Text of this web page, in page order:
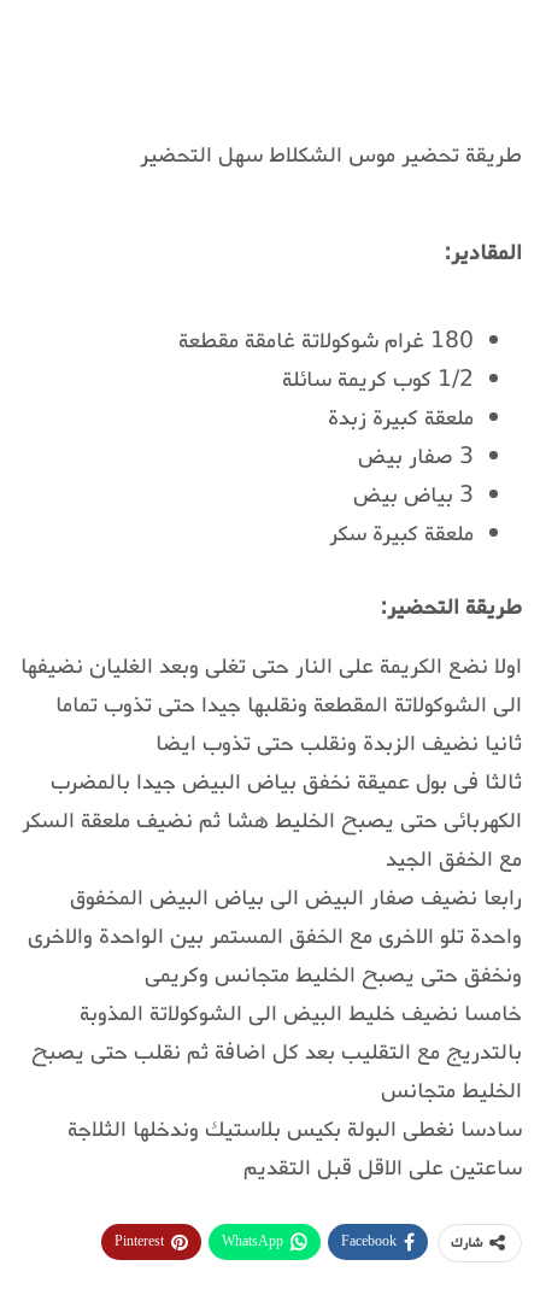
طريقة تحضير موس الشكلاط سهل التحضير
المقادير:
180 غرام شوكولاتة غامقة مقطعة
1/2 كوب كريمة سائلة
ملعقة كبيرة زبدة
3 صفار بيض
3 بياض بيض
ملعقة كبيرة سكر
طريقة التحضير:
اولا نضع الكريمة على النار حتى تغلى وبعد الغليان نضيفها
الى الشوكولاتة المقطعة ونقلبها جيدا حتى تذوب تماما
ثانيا نضيف الزبدة ونقلب حتى تذوب ايضا
ثالثا فى بول عميقة نخفق بياض البيض جيدا بالمضرب
الكهربائى حتى يصبح الخليط هشا ثم نضيف ملعقة السكر
مع الخفق الجيد
رابعا نضيف صفار البيض الى بياض البيض المخفوق
واحدة تلو الاخرى مع الخفق المستمر بين الواحدة والاخرى
ونخفق حتى يصبح الخليط متجانس وكريمى
خامسا نضيف خليط البيض الى الشوكولاتة المذوبة
بالتدريج مع التقليب بعد كل اضافة ثم نقلب حتى يصبح
الخليط متجانس
سادسا نغطى البولة بكيس بلاستيك وندخلها الثلاجة
ساعتين على الاقل قبل التقديم
شارك Facebook
WhatsApp
Pinterest